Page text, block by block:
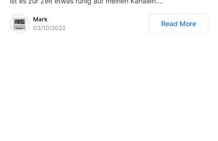
Mark
03/10/2022
Read More